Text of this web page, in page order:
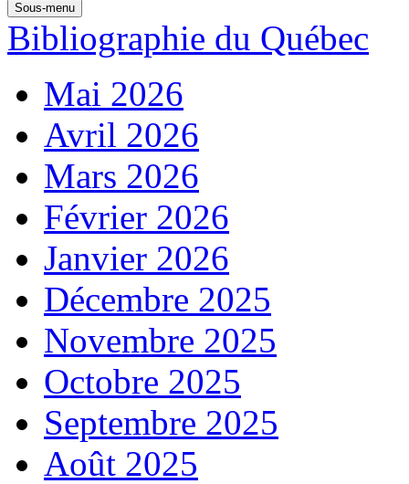
Sous-menu
Bibliographie du Québec
Mai 2026
Avril 2026
Mars 2026
Février 2026
Janvier 2026
Décembre 2025
Novembre 2025
Octobre 2025
Septembre 2025
Août 2025